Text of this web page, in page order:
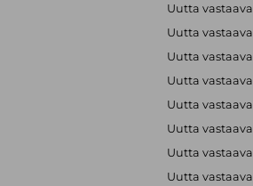
Uutta vastaava
Uutta vastaava
Uutta vastaava
Uutta vastaava
Uutta vastaava
Uutta vastaava
Uutta vastaava
Uutta vastaava